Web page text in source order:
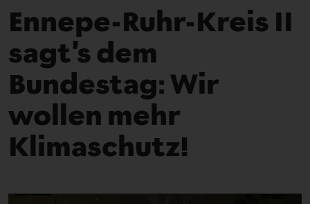
Ennepe-Ruhr-Kreis II
sagt’s dem
Bundestag: Wir
wollen mehr
Klimaschutz!